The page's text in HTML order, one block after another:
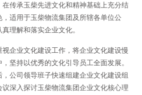
传承玉柴先进文化和精神基础上充分结
适用于玉柴物流集团及所辖各单位公
理解和落实企业文化。
企业文化建设工作，将企业文化建设慢
坚持以优秀的文化引导员工全面发展。
公司领导班子快速组建企业文化建设组
深入探讨玉柴物流集团企业文化核心理